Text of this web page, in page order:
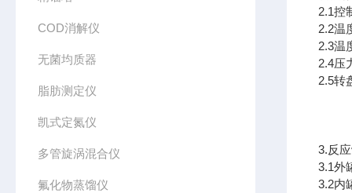
COD消解仪
无菌均质器
脂肪测定仪
凯式定氮仪
多管旋涡混合仪
氟化物蒸馏仪
2.1控
2.2温
2.3温
2.4压
2.5转
3.反
3.1外
3.2内